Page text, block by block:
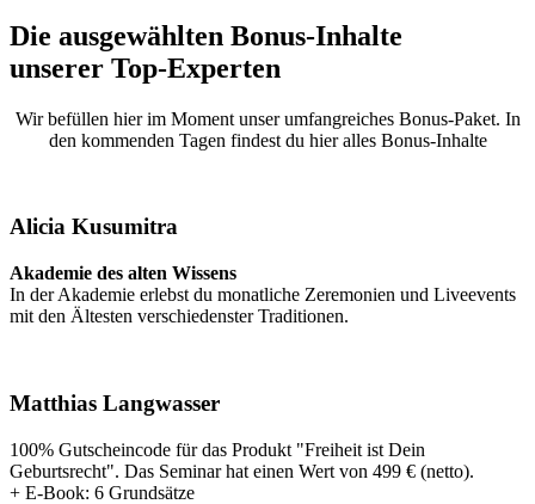
Die ausgewählten Bonus-Inhalte
unserer Top-Experten
Wir befüllen hier im Moment unser umfangreiches Bonus-Paket. In
den kommenden Tagen findest du hier alles Bonus-Inhalte
Alicia Kusumitra
Akademie des alten Wissens
In der Akademie erlebst du monatliche Zeremonien und Liveevents
mit den Ältesten verschiedenster Traditionen.
Matthias Langwasser
100% Gutscheincode für das Produkt "Freiheit ist Dein
Geburtsrecht". Das Seminar hat einen Wert von 499 € (netto).
+ E-Book: 6 Grundsätze